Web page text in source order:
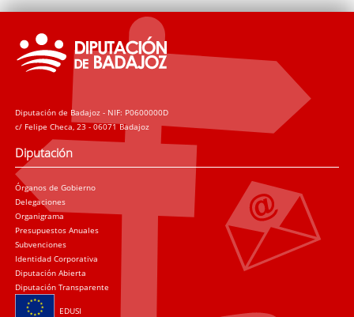
Diputación de Badajoz - NIF: P0600000D
c/ Felipe Checa, 23 - 06071 Badajoz
Diputación
Órganos de Gobierno
Delegaciones
Organigrama
Presupuestos Anuales
Subvenciones
Identidad Corporativa
Diputación Abierta
Diputación Transparente
EDUSI